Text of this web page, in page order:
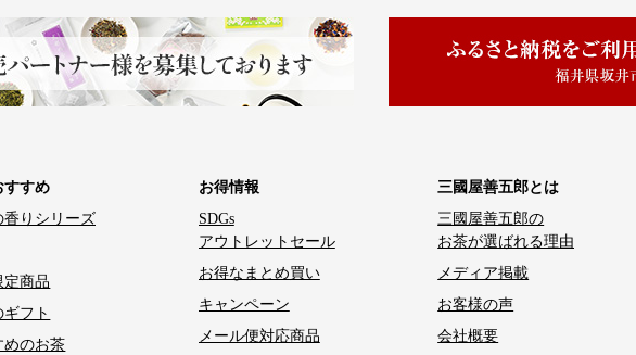
すすめ
香りシリーズ
定商品
ギフト
めのお茶
お得情報
SDGs
アウトレットセール
お得なまとめ買い
キャンペーン
メール便対応商品
三國屋善五郎とは
三國屋善五郎の
お茶が選ばれる理由
メディア掲載
お客様の声
会社概要